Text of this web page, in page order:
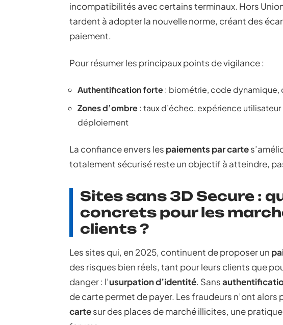
incompatibilités avec certains terminaux. Hors
tardent à adopter la nouvelle norme, créant des
paiement.
Pour résumer les principaux points de vigilance :
Authentification forte: biométrie, code dynamique,
Zones d’ombre: taux d’échec, expérience
déploiement
La confiance envers les paiements par carte
totalement sécurisé reste un objectif à atteindre,
Sites sans 3D Secure :
concrets pour les
clients ?
Les sites qui, en 2025, continuent de proposer un
des risques bien réels, tant pour leurs clients que
danger : l’usurpation d’identité. Sans
de carte permet de payer. Les fraudeurs n’ont alors
cartesur des places de marché illicites, une